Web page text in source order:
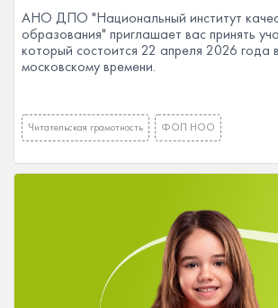
АНО ДПО "Национальный институт
образования" приглашает вас принять
который состоится 22 апреля 2026 года
московскому времени.
Читательская грамотность ФОП НОО